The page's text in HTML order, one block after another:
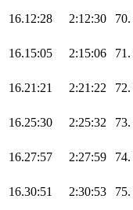
16.12:28 2:12:30 70.
16.15:05 2:15:06 71.
16.21:21 2:21:22 72.
16.25:30 2:25:32 73.
16.27:57 2:27:59 74.
16.30:51 2:30:53 75.